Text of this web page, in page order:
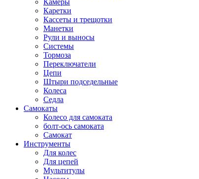
Камеры
Каретки
Кассеты и трещотки
Манетки
Рули и выносы
Системы
Тормоза
Переключатели
Цепи
Штыри подседельные
Колеса
Седла
Самокаты
Колесо для самоката
болт-ось самоката
Самокат
Инструменты
Для колес
Для цепей
Мультитулы